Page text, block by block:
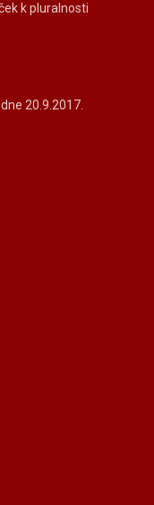
k pluralnosti
20.9.2017.